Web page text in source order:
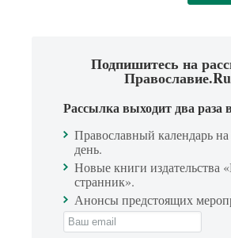
Подпишитесь на
Православие.Ru
Рассылка выходит два раза
Православный календарь
день.
Новые книги издательства
странник».
Анонсы предстоящих